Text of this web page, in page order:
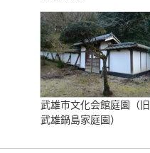
武雄市文化会館庭園（旧
武雄鍋島家庭園）